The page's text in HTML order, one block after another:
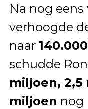
Na nog
verhoogde
naar
schudde
miljoen, 2,5
miljoen nog